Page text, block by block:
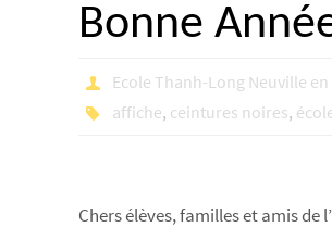
Bonne
Ecole Thanh-Long Neuville
affiche, ceintures noires,
Chers élèves, familles et amis de